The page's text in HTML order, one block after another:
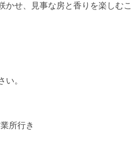
せ、見事な房と香りを楽しむこ
。
所行き